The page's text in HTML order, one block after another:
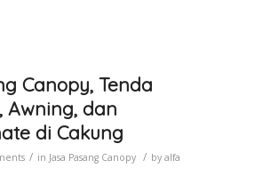
Canopy, Tenda
Awning, dan
di Cakung
/ in Jasa Pasang Canopy / by alfa